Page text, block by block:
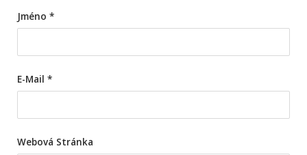
Jméno *
E-Mail *
Webová Stránka